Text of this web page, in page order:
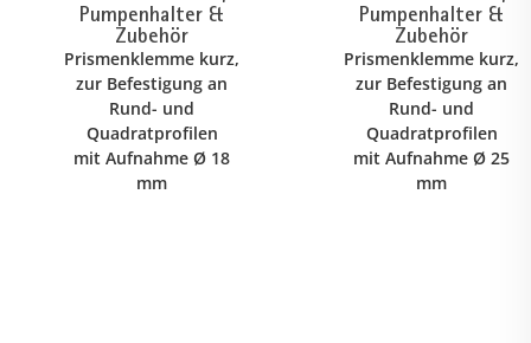
Pumpenhalter &
Zubehör
Prismenklemme kurz,
zur Befestigung an
Rund- und
Quadratprofilen
mit Aufnahme Ø 18
mm
Pumpenhalter &
Zubehör
Prismenklemme kurz,
zur Befestigung an
Rund- und
Quadratprofilen
mit Aufnahme Ø 25
mm